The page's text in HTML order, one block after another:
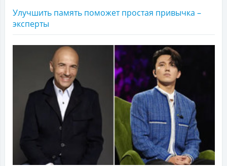
Улучшить память поможет простая привычка –
эксперты